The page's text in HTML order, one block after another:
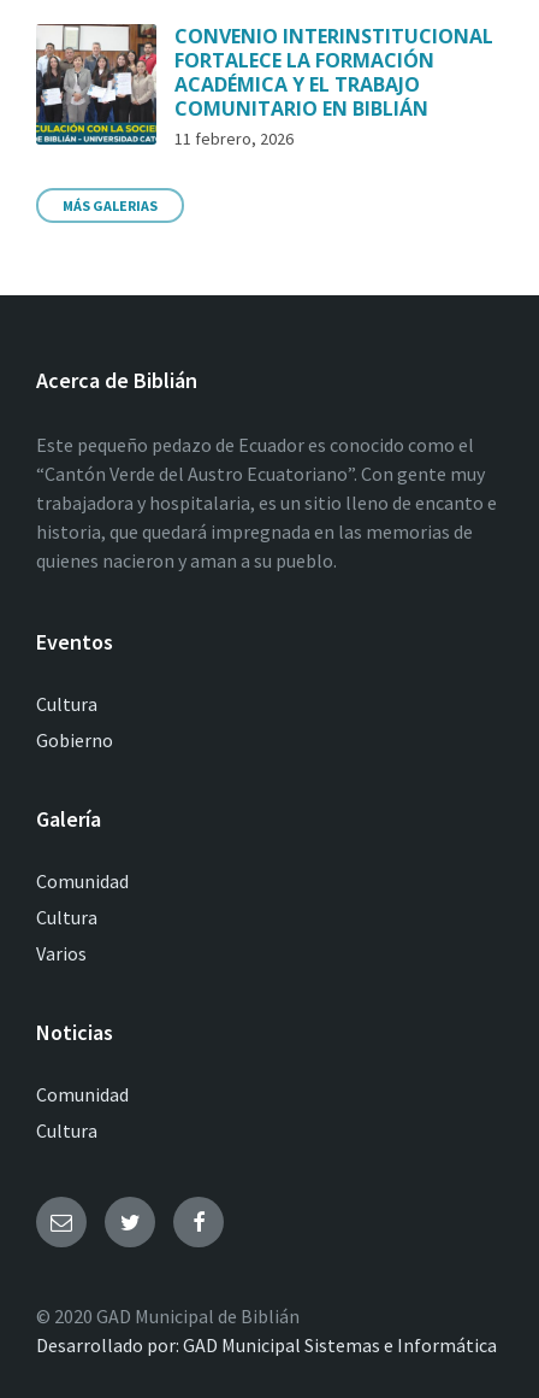
CONVENIO INTERINSTITUCIONAL
FORTALECE LA FORMACIÓN
ACADÉMICA Y EL TRABAJO
COMUNITARIO EN BIBLIÁN
11 febrero, 2026
MÁS GALERIAS
Acerca de Biblián
Este pequeño pedazo de Ecuador es conocido como el
“Cantón Verde del Austro Ecuatoriano”. Con gente muy
trabajadora y hospitalaria, es un sitio lleno de encanto e
historia, que quedará impregnada en las memorias de
quienes nacieron y aman a su pueblo.
Eventos
Cultura
Gobierno
Galería
Comunidad
Cultura
Varios
Noticias
Comunidad
Cultura
© 2020 GAD Municipal de Biblián
Desarrollado por: GAD Municipal Sistemas e Informática